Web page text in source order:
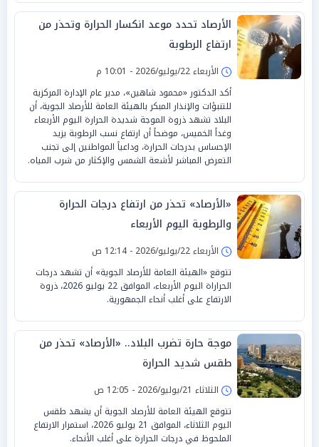
الأرصاد تحدد موعد انكسار الحرارة وتحذر من
ارتفاع الرطوبة
الأربعاء 22/يوليو/2026 - 10:01 م
أكد الدكتور «محمود شاهين»، مدير عام الإدارة المركزية
للتنبؤات والإنذار المبكر بالهيئة العامة للأرصاد الجوية، أن
البلاد تشهد ذروة الموجة شديدة الحرارة اليوم الأربعاء
وغداً الخميس، موضحاً أن ارتفاع نسب الرطوبة يزيد
الإحساس بدرجات الحرارة، وداعياً المواطنين إلى تجنب
التعرض المباشر لأشعة الشمس والإكثار من شرب المياه.
«الأرصاد» تحذر من ارتفاع درجات الحرارة
والرطوبة اليوم الأربعاء
الأربعاء 22/يوليو/2026 - 12:14 ص
تتوقع «الهيئة العامة للأرصاد الجوية» أن تشهد درجات
الحراراة اليوم الأربعاء، الموافق 22 يوليو 2026، ذروة
الارتفاع على أغلب أنحاء الجمهورية.
موجة حارة تضرب البلاد.. «الأرصاد» تحذر من
طقس شديد الحرارة
الثلاثاء 21/يوليو/2026 - 12:05 ص
تتوقع الهيئة العامة للأرصاد الجوية أن يشهد طقس
اليوم الثلاثاء، الموافق 21 يوليو 2026، استمرار الارتفاع
الملحوظ في درجات الحرارة على أغلب الأنحاء.